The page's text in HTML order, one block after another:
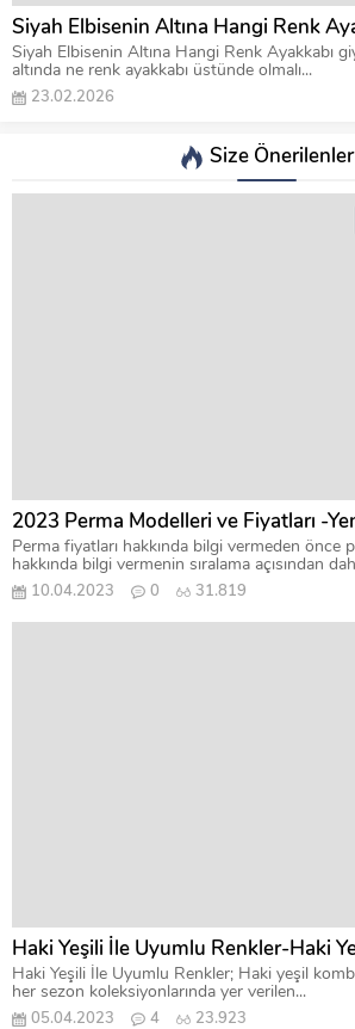
Siyah Elbisenin Altına Hangi Renk
Siyah Elbisenin Altına Hangi Renk Ayakkabı
altında ne renk ayakkabı üstünde olmalı...
23.02.2026
Size Önerilenler
2023 Perma Modelleri ve Fiyatları -
Perma fiyatları hakkında bilgi vermeden önce
hakkında bilgi vermenin sıralama açısından
10.04.2023 0 31.819
Haki Yeşili İle Uyumlu Renkler-Haki
Haki Yeşili İle Uyumlu Renkler; Haki yeşil
her sezon koleksiyonlarında yer verilen...
05.04.2023 4 23.923